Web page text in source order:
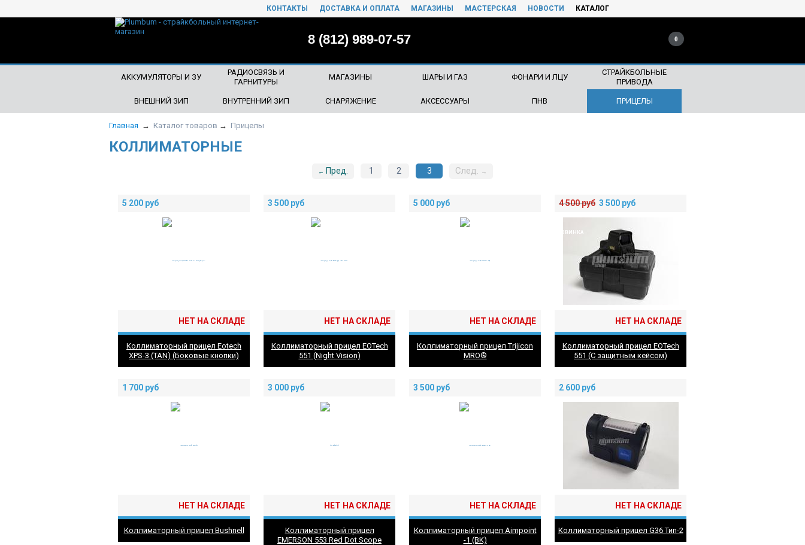
КОНТАКТЫ ДОСТАВКА И ОПЛАТА МАГАЗИНЫ МАСТЕРСКАЯ НОВОСТИ КАТАЛОГ
8 (812) 989-07-57 0
АККУМУЛЯТОРЫ И ЗУ
РАДИОСВЯЗЬ И
ГАРНИТУРЫ
МАГАЗИНЫ ШАРЫ И ГАЗ ФОНАРИ И ЛЦУ
СТРАЙКБОЛЬНЫЕ
ПРИВОДА
ВНЕШНИЙ ЗИП ВНУТРЕННИЙ ЗИП СНАРЯЖЕНИЕ АКСЕССУАРЫ ПНВ ПРИЦЕЛЫ
Главная → Каталог товаров → Прицелы
КОЛЛИМАТОРНЫЕ
← Пред. 1 2 3 След. →
5 200 руб
НЕТ НА СКЛАДЕ
Коллиматорный прицел Eotech
XPS-3 (TAN) (Боковые кнопки)
3 500 руб
НЕТ НА СКЛАДЕ
Коллиматорный прицел EOTech
551 (Night Vision)
5 000 руб
НЕТ НА СКЛАДЕ
Коллиматорный прицел Trijicon
MRO®
4 500руб 3 500 руб
НОВИНКА
НЕТ НА СКЛАДЕ
Коллиматорный прицел EOTech
551 (С защитным кейсом)
1 700 руб
НЕТ НА СКЛАДЕ
Коллиматорный прицел Bushnell
3 000 руб
НЕТ НА СКЛАДЕ
Коллиматорный прицел
EMERSON 553 Red Dot Scope
3 500 руб
НЕТ НА СКЛАДЕ
Коллиматорный прицел Aimpoint
-1 (BK)
2 600 руб
НЕТ НА СКЛАДЕ
Коллиматорный прицел G36 Тип-2
ЧТО БУДЕМ ИСКАТЬ?